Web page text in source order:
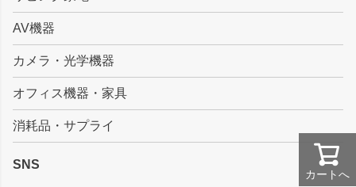
カートへ
AV機器
カメラ・光学機器
オフィス機器・家具
消耗品・サプライ
SNS